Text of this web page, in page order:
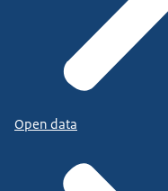
Open data